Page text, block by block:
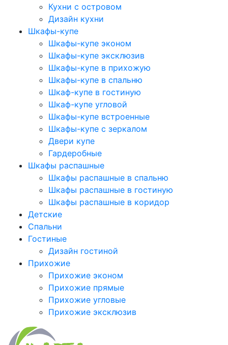
Кухни с островом
Дизайн кухни
Шкафы-купе
Шкафы-купе эконом
Шкафы-купе эксклюзив
Шкафы-купе в прихожую
Шкафы-купе в спальню
Шкаф-купе в гостиную
Шкаф-купе угловой
Шкафы-купе встроенные
Шкафы-купе с зеркалом
Двери купе
Гардеробные
Шкафы распашные
Шкафы распашные в спальню
Шкафы распашные в гостиную
Шкафы распашные в коридор
Детские
Спальни
Гостиные
Дизайн гостиной
Прихожие
Прихожие эконом
Прихожие прямые
Прихожие угловые
Прихожие эксклюзив